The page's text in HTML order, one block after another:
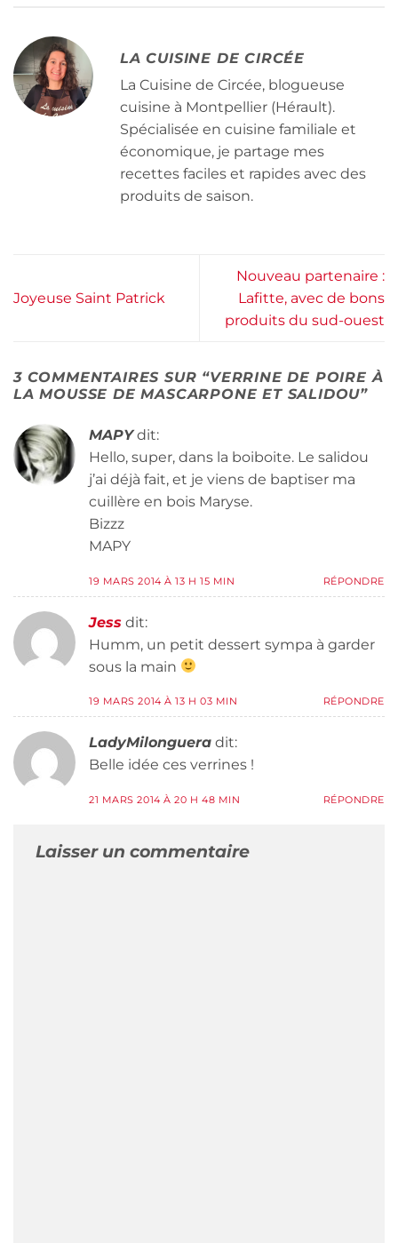
LA CUISINE DE CIRCÉE
La Cuisine de Circée, blogueuse
cuisine à Montpellier (Hérault).
Spécialisée en cuisine familiale et
économique, je partage mes
recettes faciles et rapides avec des
produits de saison.
Joyeuse Saint Patrick
Nouveau partenaire :
Lafitte, avec de bons
produits du sud-ouest
3 COMMENTAIRES SUR “VERRINE DE POIRE À
LA MOUSSE DE MASCARPONE ET SALIDOU”
MAPY dit:
Hello, super, dans la boiboite. Le salidou
j’ai déjà fait, et je viens de baptiser ma
cuillère en bois Maryse.
Bizzz
MAPY
19 MARS 2014 À 13 H 15 MIN RÉPONDRE
Jess dit:
Humm, un petit dessert sympa à garder
sous la main
19 MARS 2014 À 13 H 03 MIN RÉPONDRE
LadyMilonguera dit:
Belle idée ces verrines !
21 MARS 2014 À 20 H 48 MIN RÉPONDRE
Laisser un commentaire